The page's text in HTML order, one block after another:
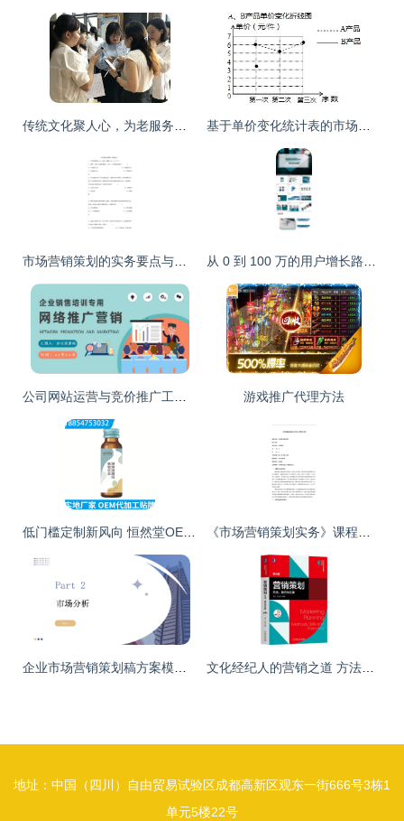
游戏推广代理方法
地址：中国（四川）自由贸易试验区成都高新区观东一街666号3栋1
单元5楼22号